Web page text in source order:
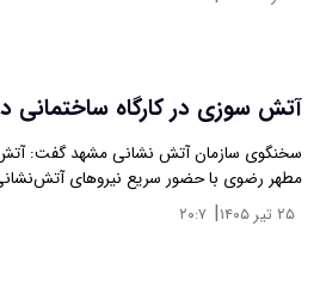
آتش سوزی در کارگاه ساختمانی
سخنگوی سازمان آتش نشانی مشهد گفت: آتش
مطهر رضوی با حضور سریع نیروهای
۲۵ تیر ۱۴۰۵ | ۲۰:۷